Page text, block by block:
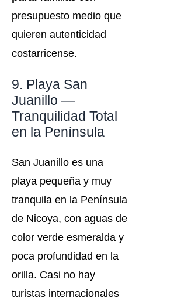
presupuesto medio que
quieren autenticidad
costarricense.
9. Playa San
Juanillo —
Tranquilidad Total
en la Península
San Juanillo es una
playa pequeña y muy
tranquila en la Península
de Nicoya, con aguas de
color verde esmeralda y
poca profundidad en la
orilla. Casi no hay
turistas internacionales